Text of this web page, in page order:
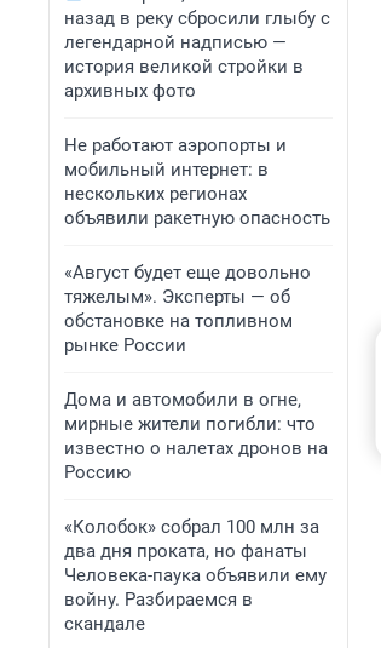
назад в реку сбросили глыбу с
легендарной надписью —
история великой стройки в
архивных фото
Не работают аэропорты и
мобильный интернет: в
нескольких регионах
объявили ракетную опасность
«Август будет еще довольно
тяжелым». Эксперты — об
обстановке на топливном
рынке России
Дома и автомобили в огне,
мирные жители погибли: что
известно о налетах дронов на
Россию
«Колобок» собрал 100 млн за
два дня проката, но фанаты
Человека-паука объявили ему
войну. Разбираемся в
скандале